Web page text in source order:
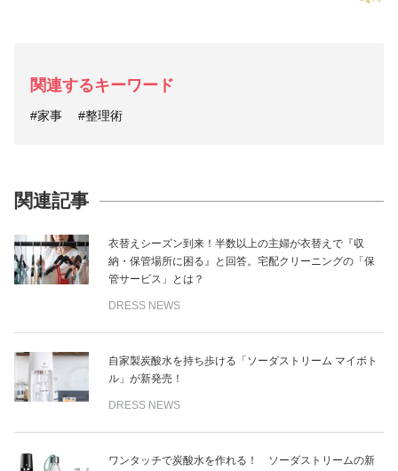
関連するキーワード
#家事 #整理術
関連記事
衣替えシーズン到来！半数以上の主婦が衣替えで『収
納・保管場所に困る』と回答。宅配クリーニングの「保
管サービス」とは？
DRESS NEWS
自家製炭酸水を持ち歩ける「ソーダストリーム マイボト
ル」が新発売！
DRESS NEWS
ワンタッチで炭酸水を作れる！ ソーダストリームの新